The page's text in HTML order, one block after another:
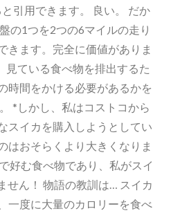
引用できます。 良い。 だか
の1つを2つの6マイルの走り
きます。完全に価値がありま
見ている食べ物を排出するた
時間をかける必要があるかを
*しかし、私はコストコから
スイカを購入しようとしてい
はおそらくより大きくなりま
好む食べ物であり、私がスイ
せん！ 物語の教訓は… スイカ
一度に大量のカロリーを食べ